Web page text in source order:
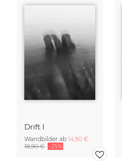
Drift I
Wandbilder ab 14,90 €
18,90 € -25%